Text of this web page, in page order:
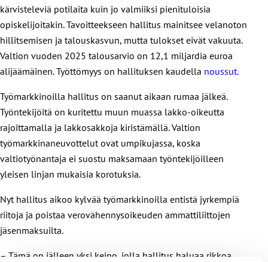
kärvisteleviä potilaita kuin jo valmiiksi pienituloisia
opiskelijoitakin. Tavoitteekseen hallitus mainitsee velanoton
hillitsemisen ja talouskasvun, mutta tulokset eivät vakuuta.
Valtion vuoden 2025 talousarvio on 12,1 miljardia euroa
alijäämäinen. Työttömyys on hallituksen kaudella noussut.
Työmarkkinoilla hallitus on saanut aikaan rumaa jälkeä.
Työntekijöitä on kuritettu muun muassa lakko-oikeutta
rajoittamalla ja lakkosakkoja kiristämällä. Valtion
työmarkkinaneuvottelut ovat umpikujassa, koska
valtiotyönantaja ei suostu maksamaan työntekijöilleen
yleisen linjan mukaisia korotuksia.
Nyt hallitus aikoo kylvää työmarkkinoilla entistä jyrkempiä
riitoja ja poistaa verovähennysoikeuden ammattiliittojen
jäsenmaksuilta.
– Tämä on jälleen yksi keino, jolla hallitus haluaa rikkoa